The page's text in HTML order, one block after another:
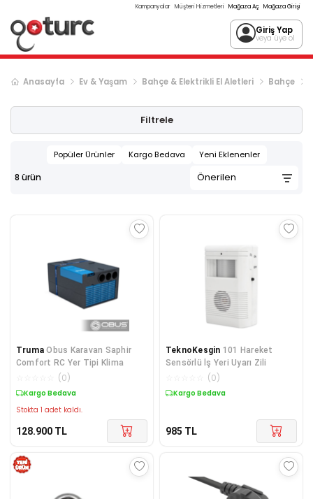
Kampanyalar Müşteri Hizmetleri Mağaza Aç Mağaza Girişi
Giriş Yap
veya üye ol
Anasayfa Ev & Yaşam Bahçe & Elektrikli El Aletleri Bahçe
Filtrele
Popüler Ürünler Kargo Bedava Yeni Eklenenler
8 ürün
Truma Obus Karavan Saphir
Comfort RC Yer Tipi Klima
(0)
Kargo Bedava
Stokta 1 adet kaldı.
128.900 TL
TeknoKesgin 101 Hareket
Sensörlü İş Yeri Uyarı Zili
(0)
Kargo Bedava
985 TL